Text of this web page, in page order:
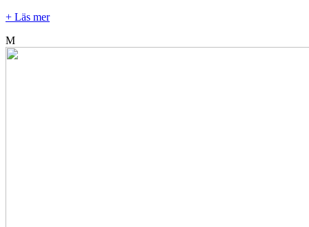
+ Läs mer
M